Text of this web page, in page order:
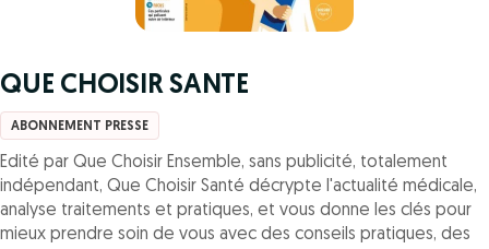
QUE CHOISIR SANTE
ABONNEMENT PRESSE
Edité par Que Choisir Ensemble, sans publicité, totalement
indépendant, Que Choisir Santé décrypte l'actualité médicale,
analyse traitements et pratiques, et vous donne les clés pour
mieux prendre soin de vous avec des conseils pratiques, des